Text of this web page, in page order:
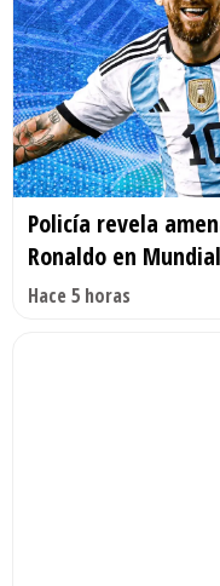
Policía revela
Ronaldo en
Hace 5 horas